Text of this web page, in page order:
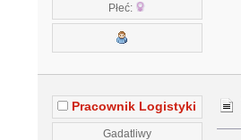
Płeć:
Pracownik Logistyki
Gadatliwy